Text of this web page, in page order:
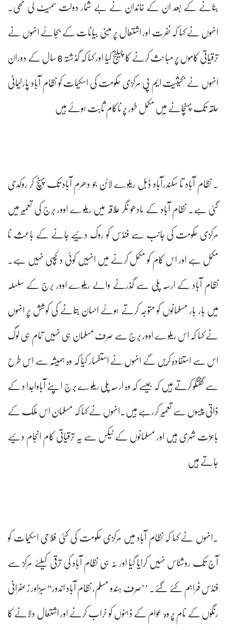
بنانے کے بعد ان کے خاندان نے بے شمار دولت سمیٹ لی تھی۔
انہوں نے کہا کہ نفرت اور اشتعال پر مبنی بیانات کے بجائے انہوں نے
ترقیاتی کاموں پر مباحث کرنے کا چیلنج کیا اور کہا کہ گذشتہ 6 سال کے دوران
انہوں نے بحیثیت ایم پی مرکزی حکومت کی اسکیمات کو نظام آباد پارلیمانی
حلقہ تک پہنچانے میں مکمل طور پر ناکام ثابت ہوئے ہیں
۔ نظام آباد تا سکندرآباد ڈبل ریلوے لائن جو دھرم آباد تک پہنچ کر روکدی
گئی ہے۔ نظام آباد کے مادھو نگر علاقہ میں ریلوے اوور برج کی تعمیر میں
مرکزی حکومت کی جانب سے فنڈس کو روک دئیے جانے کے باعث نا
مکمل ہے اور اس کام کو مکمل کرنے میں انہیں کوئی دلچسپی نہیں ہے۔
نظام آباد کے ارسہ پلی سے گذرنے والے ریلوے اوور برج کے سلسلہ
میں بار بار مسلمانوں کو متوجہ کرتے ہوئے احسان بتانے کی کوشش پر انہوں
نے کہا کہ اس ریلوے اوور برج سے صرف مسلمان ہی نہیں تمام ہی لوگ
اس سے استفادہ کریں گے انہوں نے استفسار کیا کہ وہ ہمیشہ سے اس طرح
سے گفتگو کرتے ہیں کہ جیسے کہ وہ ارسہ پلی ریلوے برج اپنے آباواجدا د کے
ذاتی پیسوں سے تعمیر کررہے ہیں۔انہوں نے کہا کہ مسلمان اس ملک کے
باعزت شہری ہیں اور مسلمانوں کے ٹیکس سے یہ ترقیاتی کام انجام دئیے
جاتے ہیں
۔انہوں نے کہا کہ نظام آباد میں مرکزی حکومت کی کئی فلاحی اسکیمات کو
آج تک روشناس نہیں کرایا گیا اور نہ ہی نظام آباد کی ترقی کیلئے مرکز سے
فنڈس فراہم کئے گئے۔ ’’صرف ہندو مسلم، نظام آباد اندور“ سبزاور زعفرانی
رنگوں کے نام پر وہ عوام کے ذہنوں کو خراب کرنے اور اشتعال دلانے کا